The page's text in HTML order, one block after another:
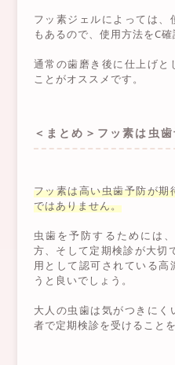
フッ素ジェルによっては
もあるので、使用方法をC確
通常の歯磨き後に仕上げと
ことがオススメです。
＜まとめ＞フッ素は虫
フッ素は高い虫歯予防が
ではありません。
虫歯を予防するためには
方、そして定期検診が大切
用として認可されている高
うと良いでしょう。
大人の虫歯は気がつきに
者で定期検診を受けること